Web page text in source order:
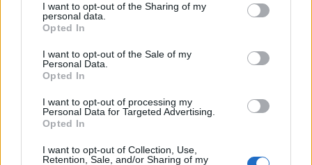
I want to opt-out of the Sharing of my
personal data.
Opted In
I want to opt-out of the Sale of my
Personal Data.
Opted In
I want to opt-out of processing my
Personal Data for Targeted Advertising.
Opted In
I want to opt-out of Collection, Use,
Retention, Sale, and/or Sharing of my
Jan 31, 2022
VladmirESTand Taurissan
Taurissan
Forum Great Master
Вот этот кв можно не брать, у меня висит
восклицательный знак на части 8/8 и все миники на
месте, одна беда, дропа (того что продавать) с них
мало, только руны, камни и ресы падают хорошо.